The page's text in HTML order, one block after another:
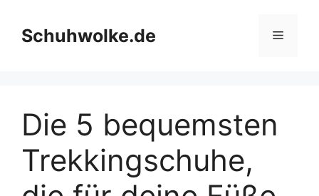
contentSchuhwolke.de Menu
Die 5 bequemsten
Trekkingschuhe,